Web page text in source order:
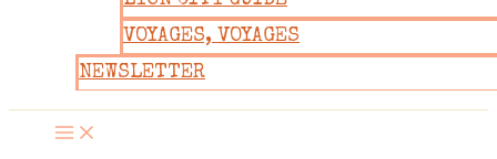
VOYAGES, VOYAGES
NEWSLETTER